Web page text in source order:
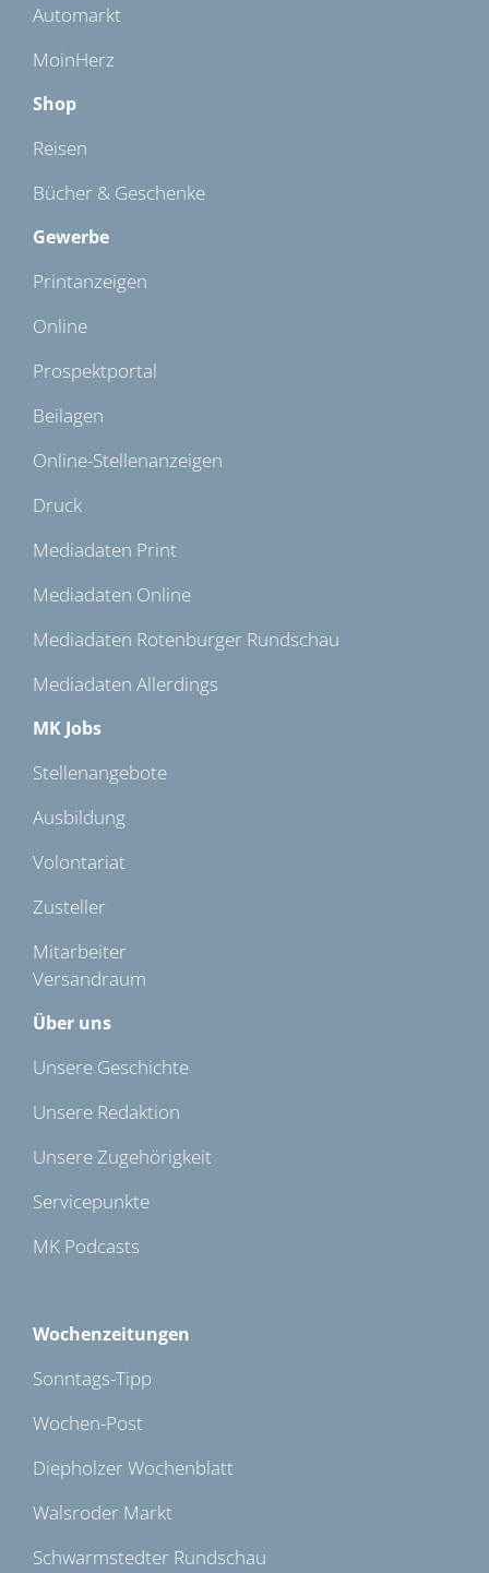
Automarkt
MoinHerz
Shop
Reisen
Bücher & Geschenke
Gewerbe
Printanzeigen
Online
Prospektportal
Beilagen
Online-Stellenanzeigen
Druck
Mediadaten Print
Mediadaten Online
Mediadaten Rotenburger Rundschau
Mediadaten Allerdings
MK Jobs
Stellenangebote
Ausbildung
Volontariat
Zusteller
Mitarbeiter
Versandraum
Über uns
Unsere Geschichte
Unsere Redaktion
Unsere Zugehörigkeit
Servicepunkte
MK Podcasts
Wochenzeitungen
Sonntags-Tipp
Wochen-Post
Diepholzer Wochenblatt
Walsroder Markt
Schwarmstedter Rundschau